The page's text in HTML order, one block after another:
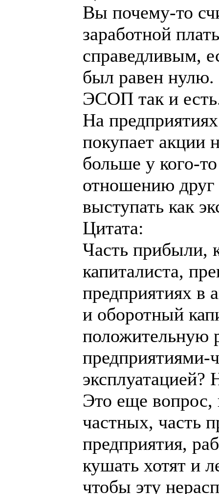
Вы почему-то
заработной
справедливым,
был равен нулю.
ЭСОП так и
На
покупает акции
больше у кого-
отношению друг
выступать как
Цитата:
Часть прибыли,
капиталиста,
предприятиях в
и оборотный
положительную
предприятиями-
эксплуатацией?
Это еще
частных, часть
предприятия,
кушать хотят и
чтобы эту